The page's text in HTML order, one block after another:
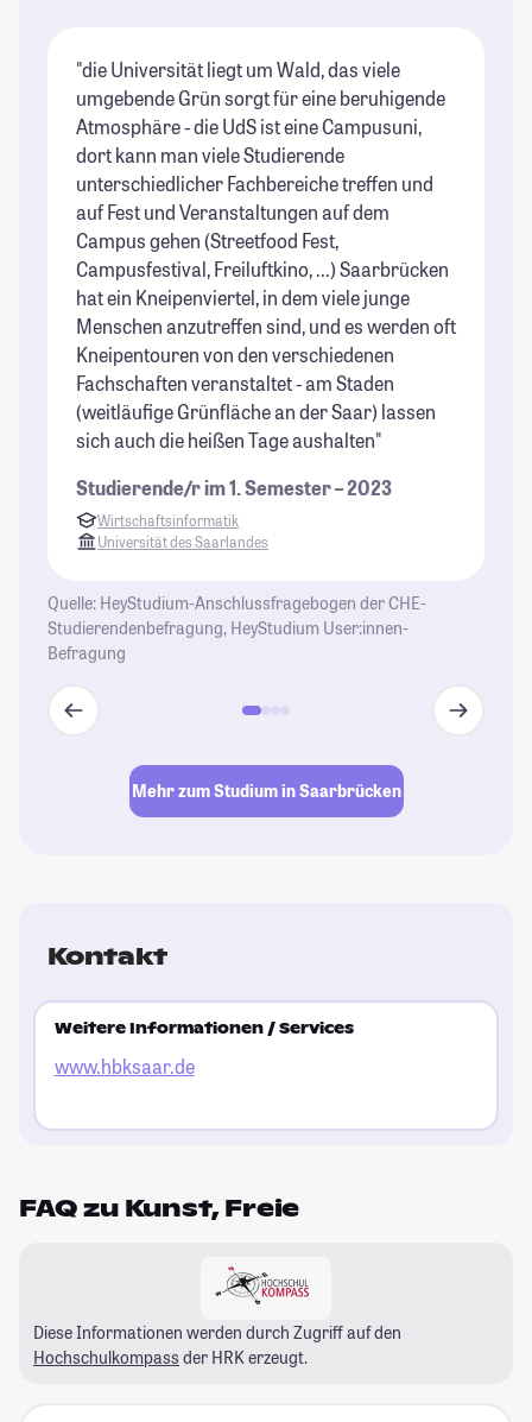
"die Universität liegt um Wald, das viele
umgebende Grün sorgt für eine beruhigende
Atmosphäre - die UdS ist eine Campusuni,
dort kann man viele Studierende
unterschiedlicher Fachbereiche treffen und
auf Fest und Veranstaltungen auf dem
Campus gehen (Streetfood Fest,
Campusfestival, Freiluftkino, ...) Saarbrücken
hat ein Kneipenviertel, in dem viele junge
Menschen anzutreffen sind, und es werden oft
Kneipentouren von den verschiedenen
Fachschaften veranstaltet - am Staden
(weitläufige Grünfläche an der Saar) lassen
sich auch die heißen Tage aushalten"
Studierende/r im 1. Semester – 2023
Wirtschaftsinformatik
Universität des Saarlandes
Quelle: HeyStudium-Anschlussfragebogen der CHE-
Studierendenbefragung, HeyStudium User:innen-
Befragung
Mehr zum Studium in Saarbrücken
Kontakt
Weitere Informationen / Services
www.hbksaar.de
FAQ zu Kunst, Freie
Diese Informationen werden durch Zugriff auf den
Hochschulkompass der HRK erzeugt.